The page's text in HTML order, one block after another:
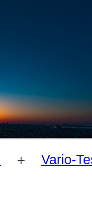
＋
Vario-